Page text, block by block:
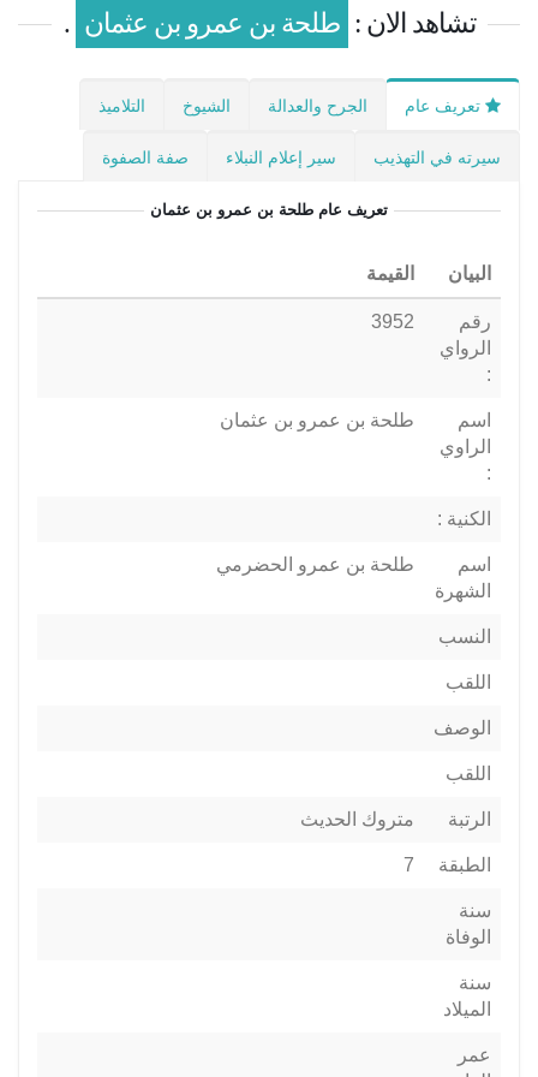
تشاهد الان : طلحة بن عمرو بن عثمان .
تعريف عام الجرح والعدالة الشيوخ التلاميذ
سيرته في التهذيب سير إعلام النبلاء صفة الصفوة
تعريف عام طلحة بن عمرو بن عثمان
البيان القيمة
رقم
الرواي
:
3952
اسم
الراوي
:
طلحة بن عمرو بن عثمان
الكنية :
اسم
الشهرة
طلحة بن عمرو الحضرمي
النسب
اللقب
الوصف
اللقب
الرتبة متروك الحديث
الطبقة 7
سنة
الوفاة
سنة
الميلاد
عمر